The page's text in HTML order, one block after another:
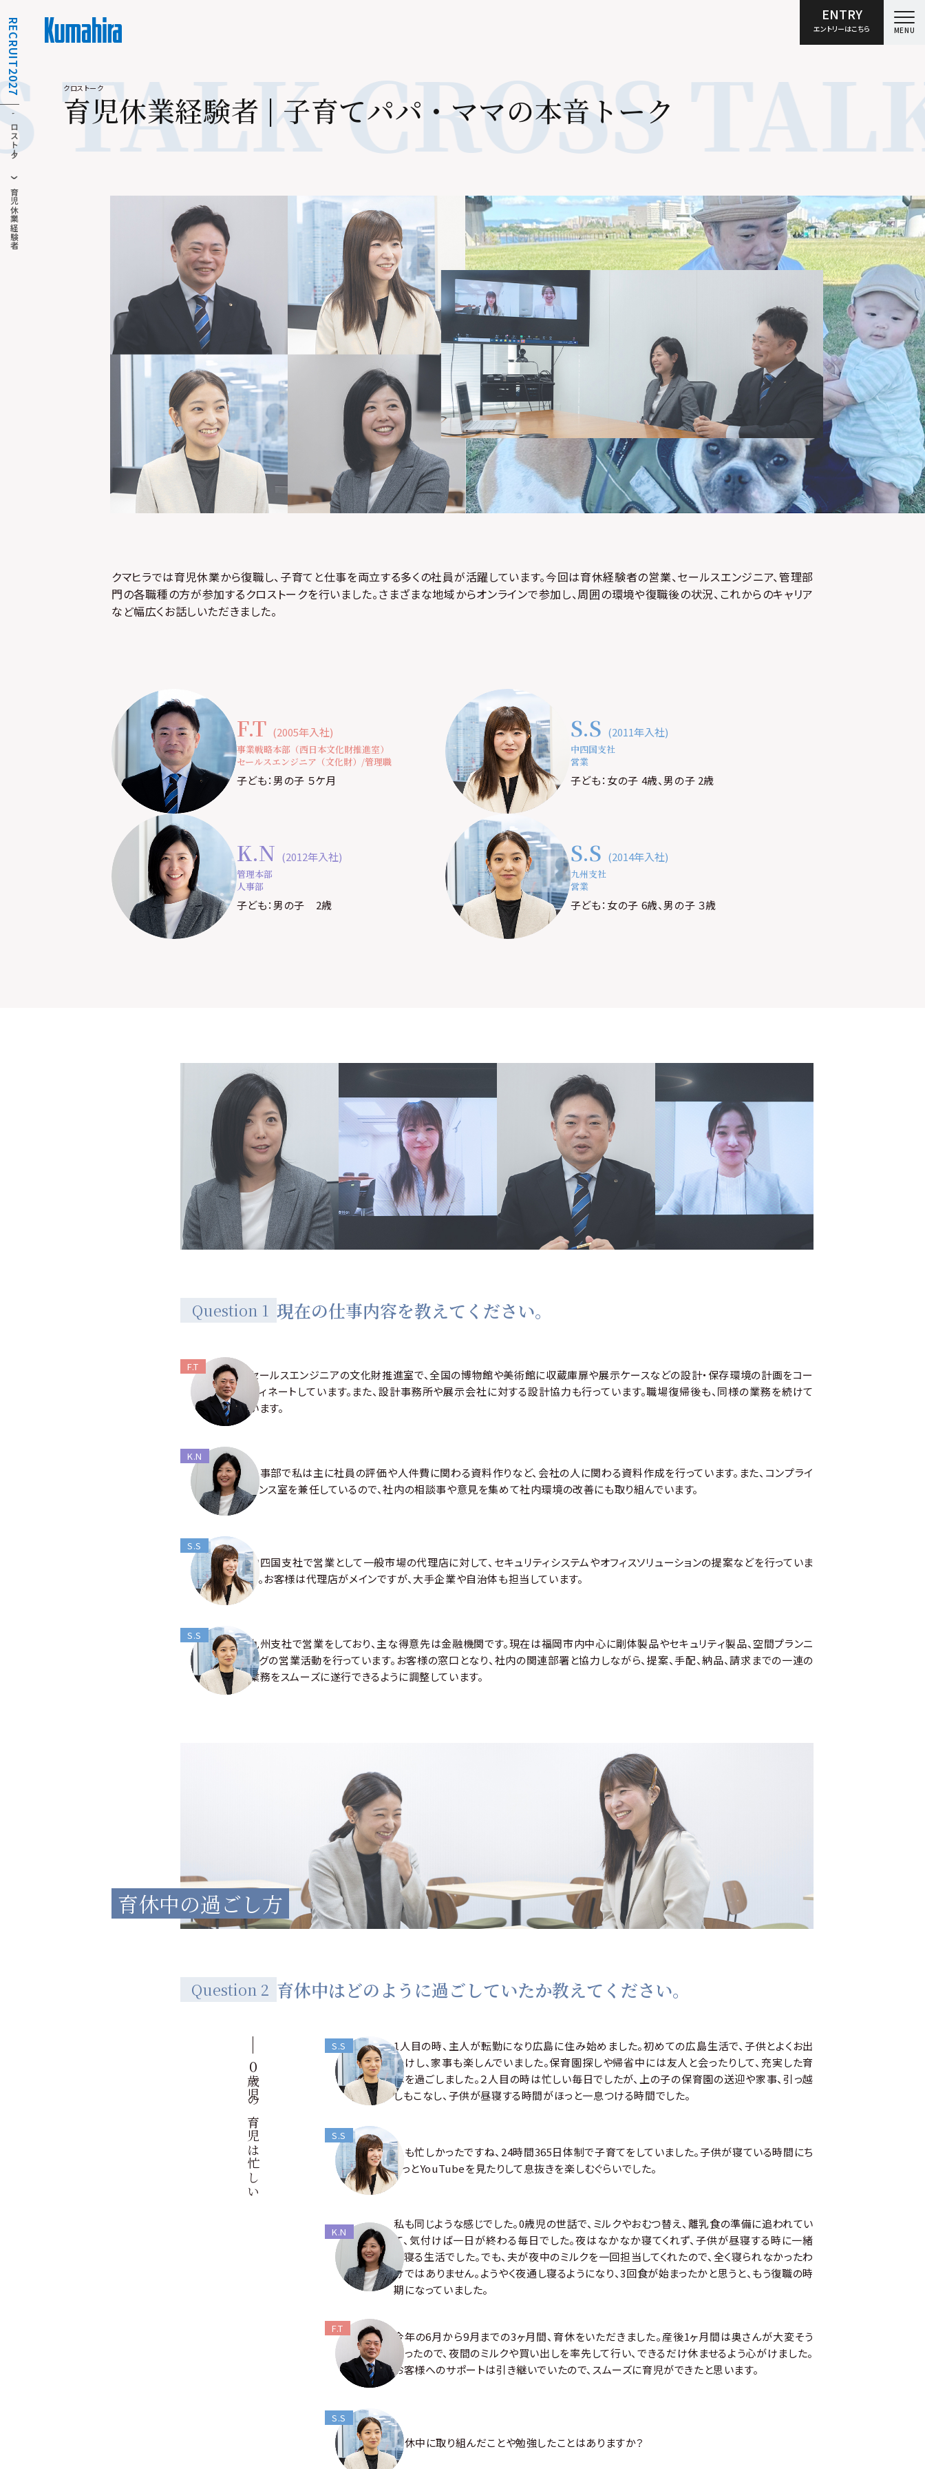
ENTRY
エントリーはこちら MENU
RECRUIT2027
クロストーク
育児休業経験者
クロストーク
育児休業経験者 | 子育てパパ ・ママの本音トーク
CROSS TALK
クマヒラでは育児休業から復職し、子育てと仕事を両立する多くの社員が活躍しています。今回は育休経験者の営業、セールスエンジニア、管理部
門の各職種の方が参加するクロストークを行いました。さまざまな地域からオンラインで参加し、周囲の環境や復職後の状況、これからのキャリア
など幅広くお話しいただきました。
F.T (2005年入社)
事業戦略本部（西日本文化財推進室）
セールスエンジニア（文化財）/管理職
子ども：男の子 ５ケ月
S.S (2011年入社)
中四国支社
営業
子ども：女の子 4歳、男の子 2歳
K.N (2012年入社)
管理本部
人事部
子ども：男の子 2歳
S.S (2014年入社)
九州支社
営業
子ども：女の子 6歳、男の子 ３歳
Question 1 現在の仕事内容を教えてください。
F.T
セールスエンジニアの文化財推進室で、全国の博物館や美術館に収蔵庫扉や展示ケースなどの設計・保存環境の計画をコー
ディネートしています。また、設計事務所や展示会社に対する設計協力も行っています。職場復帰後も、同様の業務を続けて
います。
K.N
人事部で私は主に社員の評価や人件費に関わる資料作りなど、会社の人に関わる資料作成を行っています。また、コンプライ
アンス室を兼任しているので、社内の相談事や意見を集めて社内環境の改善にも取り組んでいます。
S.S
中四国支社で営業として一般市場の代理店に対して、セキュリティシステムやオフィスソリューションの提案などを行っていま
す。お客様は代理店がメインですが、大手企業や自治体も担当しています。
S.S
九州支社で営業をしており、主な得意先は金融機関です。現在は福岡市内中心に剛体製品やセキュリティ製品、空間プランニ
ングの営業活動を行っています。お客様の窓口となり、社内の関連部署と協力しながら、提案、手配、納品、請求までの一連の
業務をスムーズに遂行できるように調整しています。
育休中の過ごし方
Question 2 育休中はどのように過ごしていたか教えてください。
０歳児の育児は忙しい
S.S
1人目の時、主人が転勤になり広島に住み始めました。初めての広島生活で、子供とよくお出
かけし、家事も楽しんでいました。保育園探しや帰省中には友人と会ったりして、充実した育
休を過ごしました。２人目の時は忙しい毎日でしたが、上の子の保育園の送迎や家事、引っ越
しもこなし、子供が昼寝する時間がほっと一息つける時間でした。
S.S
私も忙しかったですね、24時間365日体制で子育てをしていました。子供が寝ている時間にち
ょっとYouTubeを見たりして息抜きを楽しむぐらいでした。
K.N
私も同じような感じでした。0歳児の世話で、ミルクやおむつ替え、離乳食の準備に追われてい
て、気付けば一日が終わる毎日でした。夜はなかなか寝てくれず、子供が昼寝する時に一緒
に寝る生活でした。でも、夫が夜中のミルクを一回担当してくれたので、全く寝られなかったわ
けではありません。ようやく夜通し寝るようになり、3回食が始まったかと思うと、もう復職の時
期になっていました。
F.T
今年の6月から9月までの3ヶ月間、育休をいただきました。産後1ヶ月間は奥さんが大変そう
だったので、夜間のミルクや買い出しを率先して行い、できるだけ休ませるよう心がけました。
お客様へのサポートは引き継いでいたので、スムーズに育児ができたと思います。
S.S
育休中に取り組んだことや勉強したことはありますか？